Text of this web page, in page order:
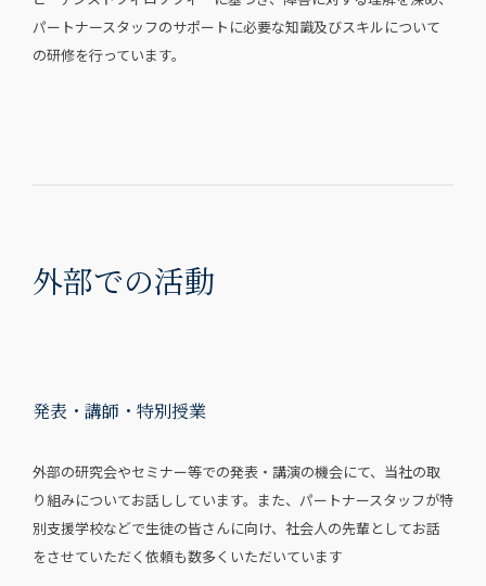
パートナースタッフのサポートに必要な知識及びスキルについて
の研修を行っています。
外部での活動
発表・講師・特別授業
外部の研究会やセミナー等での発表・講演の機会にて、当社の取
り組みについてお話ししています。また、パートナースタッフが特
別支援学校などで生徒の皆さんに向け、社会人の先輩としてお話
をさせていただく依頼も数多くいただいています